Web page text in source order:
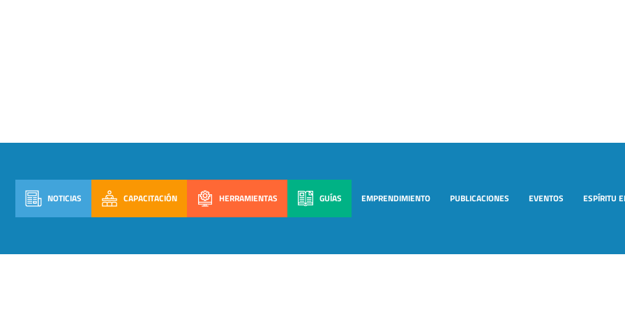
NOTICIAS CAPACITACIÓN HERRAMIENTAS GUÍAS EMPRENDIMIENTO PUBLICACIONES EVENTOS ESPÍRITU